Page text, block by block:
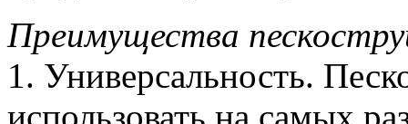
Преимущества
1. Универсальность.
использовать на самых